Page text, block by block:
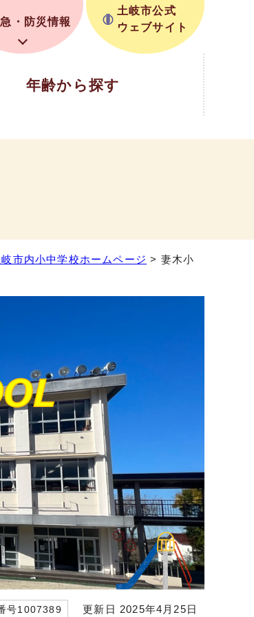
・防災情報
土岐市公式
ウェブサイト
年齢から探す
岐市内小中学校ホームページ > 妻木小
号1007389 更新日 2025年4月25日